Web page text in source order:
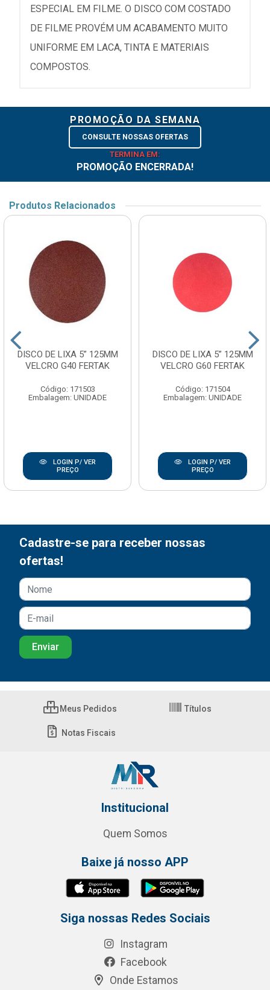
ESPECIAL EM FILME. O DISCO COM COSTADO
DE FILME PROVÉM UM ACABAMENTO MUITO
UNIFORME EM LACA, TINTA E MATERIAIS
COMPOSTOS.
PROMOÇÃO DA SEMANA
CONSULTE NOSSAS OFERTAS
TERMINA EM:
PROMOÇÃO ENCERRADA!
Produtos Relacionados
DISCO DE LIXA 5” 125MM
VELCRO G40 FERTAK
Código: 171503
Embalagem: UNIDADE
LOGIN P/ VER
PREÇO
DISCO DE LIXA 5” 125MM
VELCRO G60 FERTAK
Código: 171504
Embalagem: UNIDADE
LOGIN P/ VER
PREÇO
Cadastre-se para receber nossas
ofertas!
Meus Pedidos Títulos
Notas Fiscais
Institucional
Quem Somos
Baixe já nosso APP
Siga nossas Redes Sociais
Instagram
Facebook
Onde Estamos